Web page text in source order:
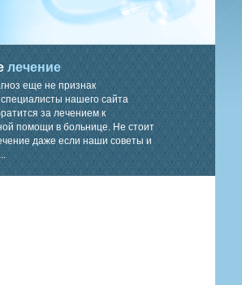
лечение
еще не признак
нашего сайта
за лечением к
помощи в больнице. Не стоит
даже если наши советы и